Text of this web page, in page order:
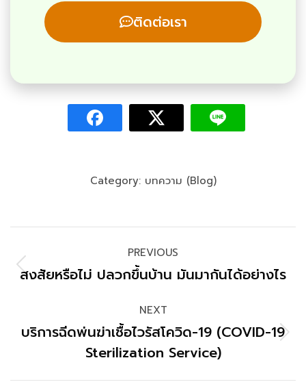
ติดต่อเรา
Category: บทความ (Blog)
PREVIOUS
สงสัยหรือไม่ ปลวกขึ้นบ้าน มันมากันได้อย่างไร
NEXT
บริการฉีดพ่นฆ่าเชื้อไวรัสโควิด-19 (COVID-19
Sterilization Service)